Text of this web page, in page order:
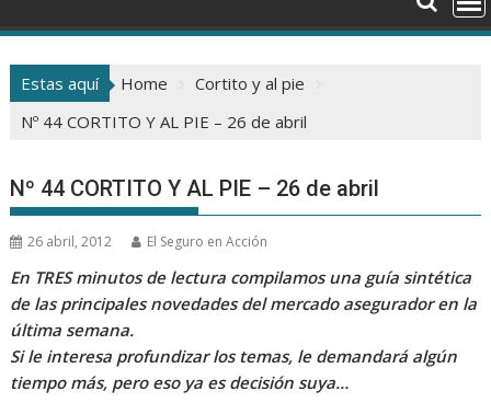
Estas aquí Home
Cortito y al pie
Nº 44 CORTITO Y AL PIE – 26 de abril
Nº 44 CORTITO Y AL PIE – 26 de abril
26 abril, 2012 El Seguro en Acción
En TRES minutos de lectura compilamos una guía sintética
de las principales novedades del mercado asegurador en la
última semana.
Si le interesa profundizar los temas, le demandará algún
tiempo más, pero eso ya es decisión suya…